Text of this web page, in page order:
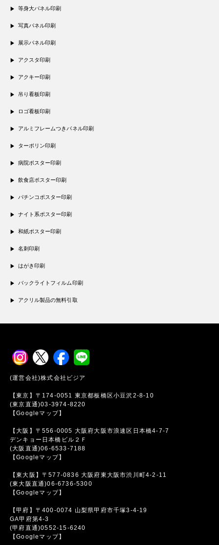
等身大パネル印刷
写真パネル印刷
展示パネル印刷
アクスタ印刷
アクキー印刷
吊り看板印刷
ロゴ看板印刷
アルミフレームつきパネル印刷
ターポリン印刷
病院ポスター印刷
飲食店ポスター印刷
パチンコポスター印刷
ナイト系ポスター印刷
和紙ポスター印刷
名刺印刷
はがき印刷
バックライトフィルム印刷
アクリル製品の無料引取
(運営会社)株式会社ビジア
【東京】〒174-0051 東京都板橋区小豆沢2-8-10
(東京直通)03-3974-8220
【Googleマップ】
【大阪】〒556-0005 大阪府大阪市浪速区日本橋4-7-7
デンキョー日本橋ビル２Ｆ
(大阪直通)06-6533-7188
【Googleマップ】
【東大阪】〒577-0836 大阪府東大阪市渋川町4-2-11
(東大阪直通)06-6736-5300
【Googleマップ】
【甲府】〒400-0074 山梨県甲府市千塚3-4-19
GA甲府第4-3
(甲府直通)0552-15-6240
【Googleマップ】